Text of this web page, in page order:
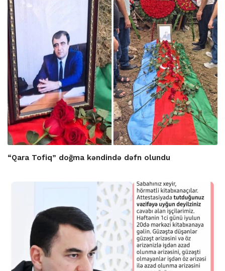
“Qara Tofiq” doğma kəndində dəfn olundu